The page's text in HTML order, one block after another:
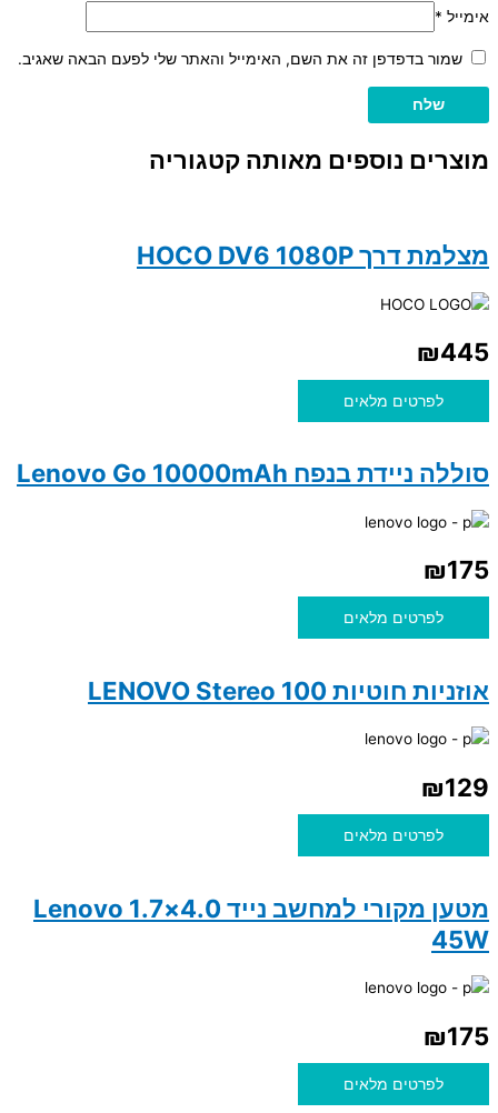
אימייל *
שמור בדפדפן זה את השם, האימייל והאתר שלי לפעם הבאה שאגיב.
מוצרים נוספים מאותה קטגוריה
מצלמת דרך HOCO DV6 1080P
₪445
לפרטים מלאים
סוללה ניידת בנפח Lenovo Go 10000mAh
₪175
לפרטים מלאים
אוזניות חוטיות 100 LENOVO Stereo
₪129
לפרטים מלאים
מטען מקורי למחשב נייד 4.0×1.7 Lenovo
45W
₪175
לפרטים מלאים